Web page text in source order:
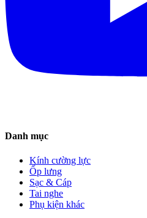
Danh mục
Kính cường lực
Ốp lưng
Sạc & Cáp
Tai nghe
Phụ kiện khác